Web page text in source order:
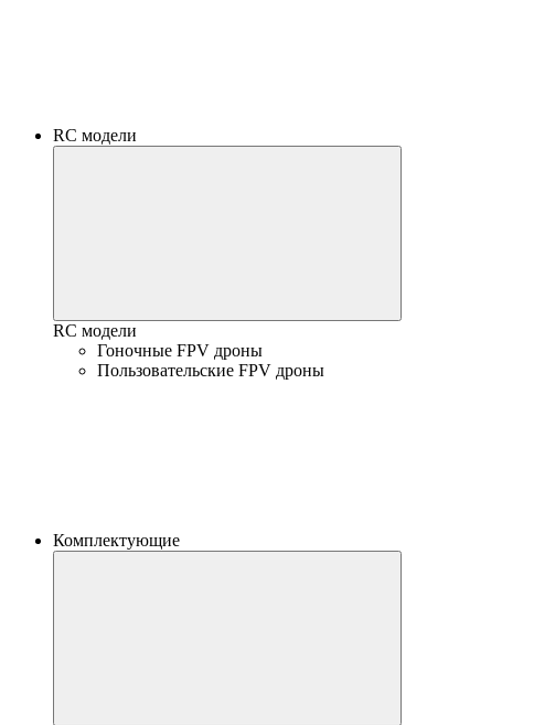
RC модели
RC модели
Гоночные FPV дроны
Пользовательские FPV дроны
Комплектующие